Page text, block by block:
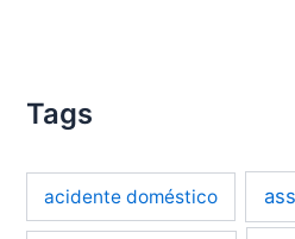
Tags
acidente doméstico